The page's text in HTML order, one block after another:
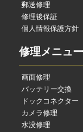
郵送修理
修理後保証
個人情報保護方針
修理メニュー
画面修理
バッテリー交換
ドックコネクター
カメラ修理
水没修理